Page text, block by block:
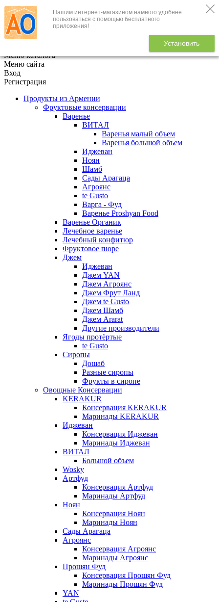
Нашим интернет-магазином намного удобнее
пользоваться с помощью бесплатного
приложения!
Установить
+7 (495) 646-888-1
В корзине
Меню каталога
Меню сайта
Вход
Регистрация
Продукты из Армении
Фруктовые консервации
Варенье
ВИТАЛ
Варенья малый объем
Варенья большой объем
Иджеван
Ноян
Шамб
Сады Арагаца
Агроянс
te Gusto
Варга - Фуд
Варенье Proshyan Food
Варенье Органик
Лечебное варенье
Лечебный конфитюр
Фруктовое пюре
Джем
Иджеван
Джем YAN
Джем Агроянс
Джем Фрут Ланд
Джем te Gusto
Джем Шамб
Джем Ararat
Другие производители
Ягоды протёртые
te Gusto
Сиропы
Дошаб
Разные сиропы
Фрукты в сиропе
Овощные Консервации
KERAKUR
Консервация KERAKUR
Маринады KERAKUR
Иджеван
Консервация Иджеван
Маринады Иджеван
ВИТАЛ
Большой объем
Wosky
Артфуд
Консервация Артфуд
Маринады Артфуд
Ноян
Консервация Ноян
Маринады Ноян
Сады Арагаца
Агроянс
Консервация Агроянс
Маринады Агроянс
Прошян Фуд
Консервация Прошян Фуд
Маринады Прошян Фуд
YAN